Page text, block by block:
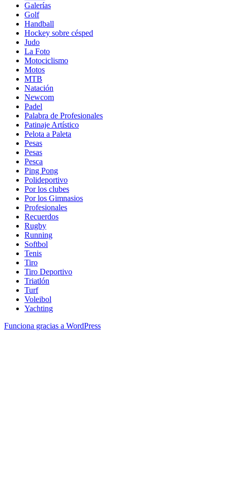
Galerías
Golf
Handball
Hockey sobre césped
Judo
La Foto
Motociclismo
Motos
MTB
Natación
Newcom
Padel
Palabra de Profesionales
Patinaje Artístico
Pelota a Paleta
Pesas
Pesas
Pesca
Ping Pong
Polideportivo
Por los clubes
Por los Gimnasios
Profesionales
Recuerdos
Rugby
Running
Softbol
Tenis
Tiro
Tiro Deportivo
Triatlón
Turf
Voleibol
Yachting
Funciona gracias a WordPress